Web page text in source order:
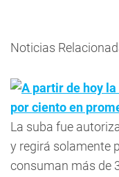
Noticias
A partir de hoy
por ciento en
La suba fue
y regirá solamente
consuman más de